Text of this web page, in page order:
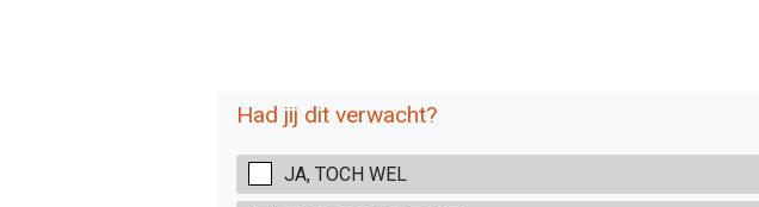
Had jij dit verwacht?
JA, TOCH WEL